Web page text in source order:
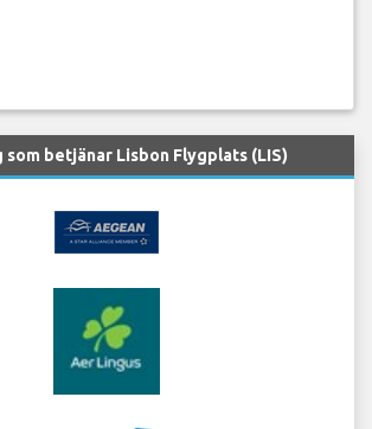
betjänar Lisbon Flygplats (LIS)